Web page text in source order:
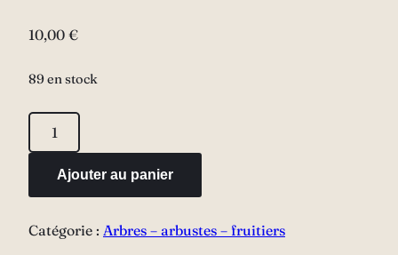
10,00 €
89 en stock
de
Hibiscus
Mutabilis
Ajouter au panier
Catégorie : Arbres – arbustes – fruitiers